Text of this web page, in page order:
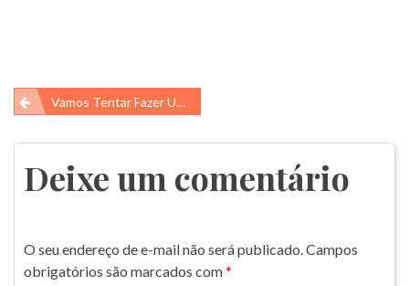
Navegação
de
Post
Vamos Tentar Fazer Um Carnaval Ecológico?
Deixe um comentário
O seu endereço de e-mail não será publicado.Campos
obrigatórios são marcados com*